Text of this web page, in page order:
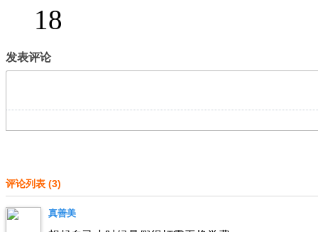
18
发表评论
评论列表 (3)
真善美